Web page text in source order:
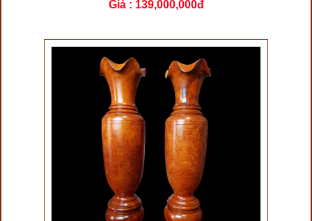
Giá : 139,000,000đ